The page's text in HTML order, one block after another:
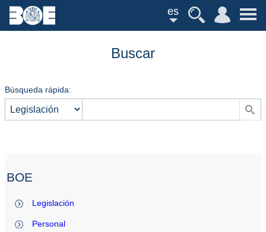
es
Buscar
Búsqueda rápida:
BOE
Legislación
Personal